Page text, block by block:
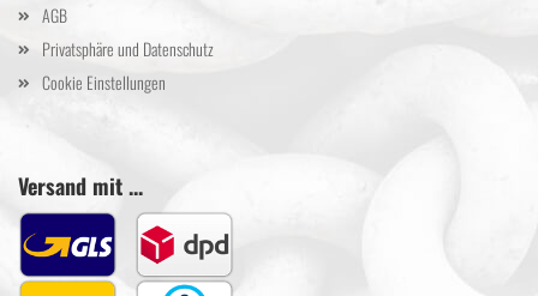
AGB
Privatsphäre und Datenschutz
Cookie Einstellungen
Versand mit ...